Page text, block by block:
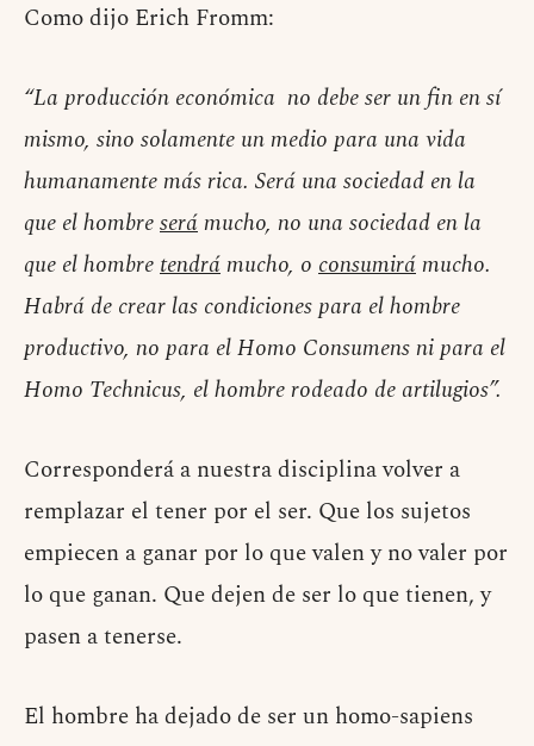
Como dijo Erich Fromm:
“La producción económica no debe ser un fin en sí
mismo, sino solamente un medio para una vida
humanamente más rica. Será una sociedad en la
que el hombreserámucho, no una sociedad en la
que el hombretendrámucho, o consumirámucho.
Habrá de crear las condiciones para el hombre
productivo, no para el Homo Consumens ni para el
Homo Technicus, el hombre rodeado de artilugios”.
Corresponderá a nuestra disciplina volver a
remplazar el tener por el ser. Que los sujetos
empiecen a ganar por lo que valen y no valer por
lo que ganan. Que dejen de ser lo que tienen, y
pasen a tenerse.
El hombre ha dejado de ser un homo-sapiens